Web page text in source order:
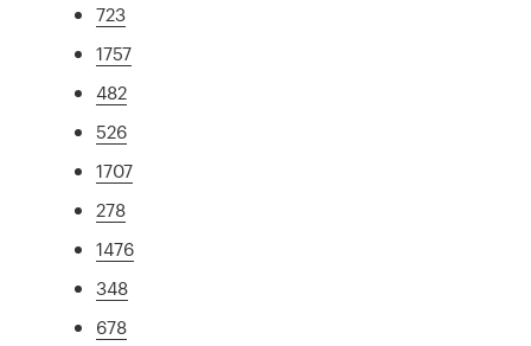
723
1757
482
526
1707
278
1476
348
678